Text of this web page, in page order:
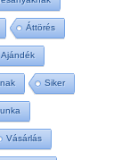
Áttörés
Ajándék
Siker
Vásárlás